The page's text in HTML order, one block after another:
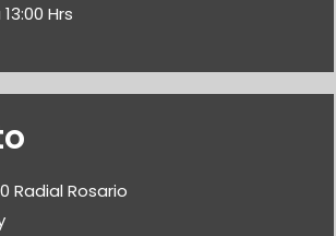
Hrs
Radial Rosario